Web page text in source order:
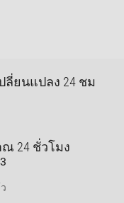
ลี่ยนแปลง 24 ชม
24 ชั่วโมง